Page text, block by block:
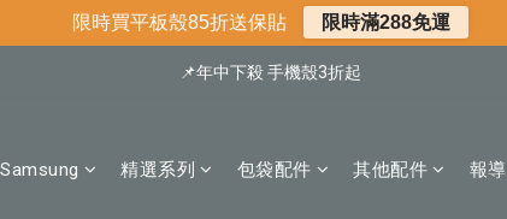
📍新客首購現折$50｜加入會員立即領取
📍新客首購現折$50｜加入會員立即領取
📌年中下殺 手機殼3折起
📍新客首購現折$50｜加入會員立即領取
Samsung 精選系列 包袋配件 其他配件 報
限時買平板殼85折送保貼 限時滿288免運